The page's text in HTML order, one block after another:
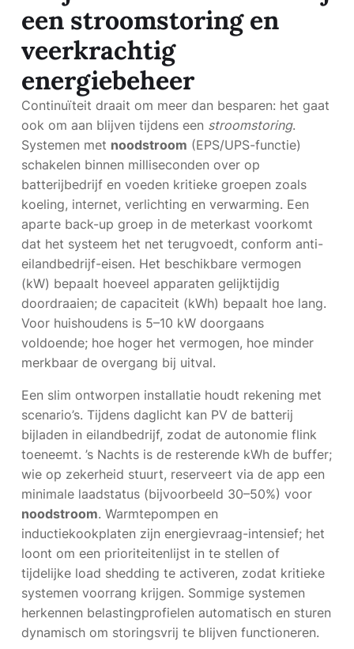
een stroomstoring en
veerkrachtig
energiebeheer
Continuïteit draait om meer dan besparen: het gaat
ook om aan blijven tijdens een stroomstoring.
Systemen met noodstroom (EPS/UPS-functie)
schakelen binnen milliseconden over op
batterijbedrijf en voeden kritieke groepen zoals
koeling, internet, verlichting en verwarming. Een
aparte back-up groep in de meterkast voorkomt
dat het systeem het net terugvoedt, conform anti-
eilandbedrijf-eisen. Het beschikbare vermogen
(kW) bepaalt hoeveel apparaten gelijktijdig
doordraaien; de capaciteit (kWh) bepaalt hoe lang.
Voor huishoudens is 5–10 kW doorgaans
voldoende; hoe hoger het vermogen, hoe minder
merkbaar de overgang bij uitval.
Een slim ontworpen installatie houdt rekening met
scenario’s. Tijdens daglicht kan PV de batterij
bijladen in eilandbedrijf, zodat de autonomie flink
toeneemt. ’s Nachts is de resterende kWh de buffer;
wie op zekerheid stuurt, reserveert via de app een
minimale laadstatus (bijvoorbeeld 30–50%) voor
noodstroom. Warmtepompen en
inductiekookplaten zijn energievraag-intensief; het
loont om een prioriteitenlijst in te stellen of
tijdelijke load shedding te activeren, zodat kritieke
systemen voorrang krijgen. Sommige systemen
herkennen belastingprofielen automatisch en sturen
dynamisch om storingsvrij te blijven functioneren.